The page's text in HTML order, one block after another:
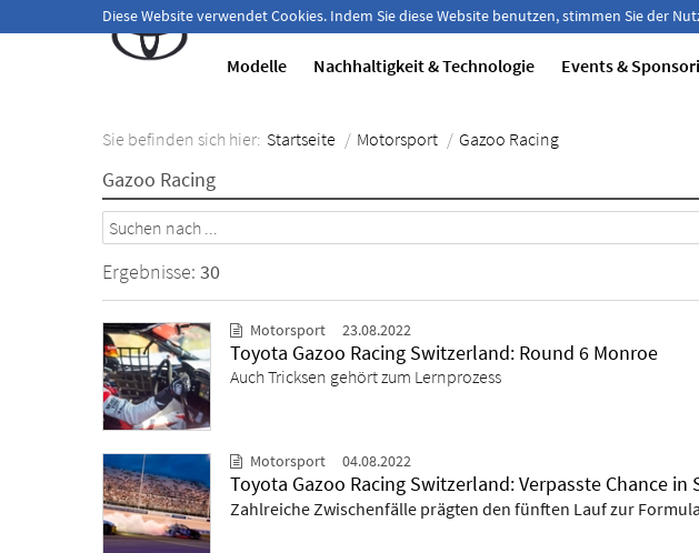
Diese Website verwendet Cookies. Indem Sie diese Website benutzen, stimmen Sie der
Herzlich willkommen!
Modelle Nachhaltigkeit & Technologie Events &
Sie befinden sich hier: Startseite / Motorsport / Gazoo Racing
Gazoo Racing
Ergebnisse: 30
Motorsport 23.08.2022
Toyota Gazoo Racing Switzerland: Round 6 Monroe
Auch Tricksen gehört zum Lernprozess
Motorsport 04.08.2022
Toyota Gazoo Racing Switzerland: Verpasste Chance in
Zahlreiche Zwischenfälle prägten den fünften Lauf zur